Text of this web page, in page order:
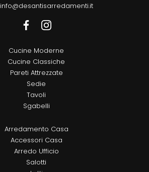
info@desantisarredamenti.it
Cucine Moderne
Cucine Classiche
Pareti Attrezzate
Sedie
Tavoli
Sgabelli
Arredamento Casa
Accessori Casa
Arredo Ufficio
Salotti